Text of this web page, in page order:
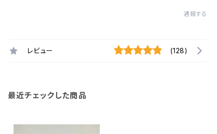
通報する
レビュー (128)
最近チェックした商品